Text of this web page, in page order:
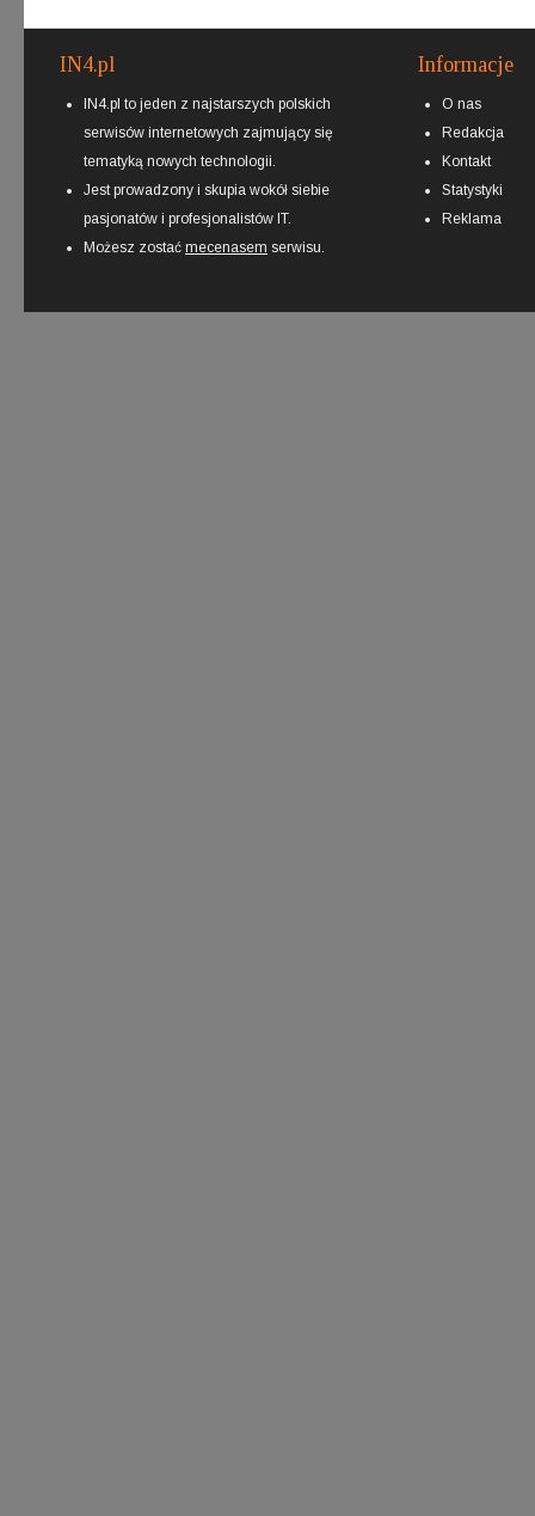
IN4.pl
IN4.pl to jeden z najstarszych polskich
serwisów internetowych zajmujący się
tematyką nowych technologii.
Jest prowadzony i skupia wokół siebie
pasjonatów i profesjonalistów IT.
Możesz zostać mecenasem serwisu.
Informacje
O nas
Redakcja
Kontakt
Statystyki
Reklama